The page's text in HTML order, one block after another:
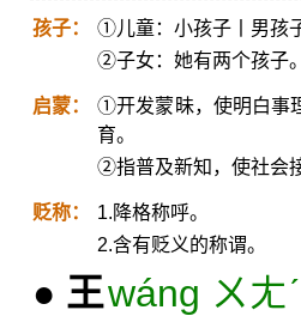
孩子：
①儿童：小孩子丨男孩
②子女：她有两个孩子。
启蒙：
①开发蒙昧，使明白事
育。
②指普及新知，使社会
贬称：
1.降格称呼。
2.含有贬义的称谓。
● 王wáng ㄨㄤˊ